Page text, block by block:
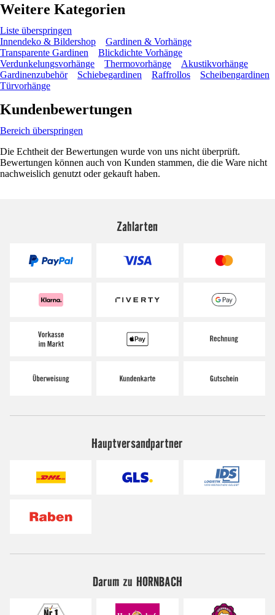
Weitere Kategorien
Liste überspringen
Innendeko & Bildershop
Gardinen & Vorhänge
Transparente Gardinen
Blickdichte Vorhänge
Verdunkelungsvorhänge
Thermovorhänge
Akustikvorhänge
Gardinenzubehör
Schiebegardinen Raffrollos
Scheibengardinen
Türvorhänge
Kundenbewertungen
Bereich überspringen
Die Echtheit der Bewertungen wurde von uns nicht überprüft.
Bewertungen können auch von Kunden stammen, die die Ware nicht
nachweislich genutzt oder gekauft haben.
Zahlarten
Hauptversandpartner
Darum zu HORNBACH